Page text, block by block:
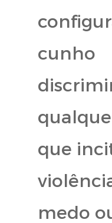
cunho
que
medo